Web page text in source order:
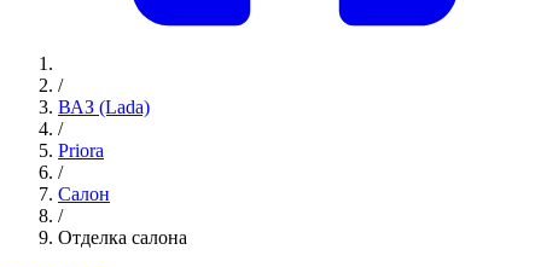
/
ВАЗ (Lada)
/
Priora
/
Салон
/
Отделка салона